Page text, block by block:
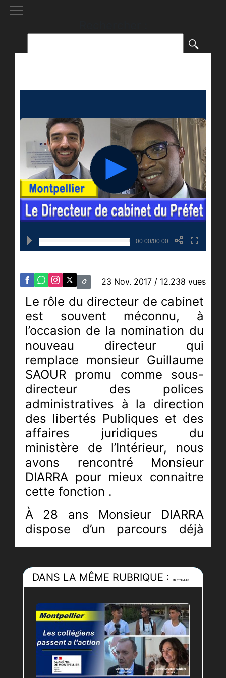
00:00/00:00
23 Nov. 2017 / 12.238 vues
Le rôle du directeur de cabinet
est souvent méconnu, à
l’occasion de la nomination du
nouveau directeur qui
remplace monsieur Guillaume
SAOUR promu comme sous-
directeur des polices
administratives à la direction
des libertés Publiques et des
affaires juridiques du
ministère de l’Intérieur, nous
avons rencontré Monsieur
DIARRA pour mieux connaitre
cette fonction .
À 28 ans Monsieur DIARRA
dispose d’un parcours déjà
très riche d’expérience dans la
préfectures. Issu de la
promotion Churchill de l’École
Nationale d’Administration est
également diplômé de l’institut
d’études politiques de Paris
(Sciences PO Paris), il
participe à de nombreuses
DANS LA MÊME RUBRIQUE :MONTPELLIER